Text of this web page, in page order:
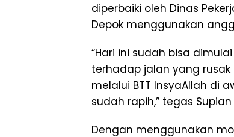
diperbaiki oleh Dinas
Depok menggunakan
“Hari ini sudah bisa
terhadap jalan yang
melalui BTT InsyaAllah di
sudah rapih,” tegas Supian
Dengan menggunakan